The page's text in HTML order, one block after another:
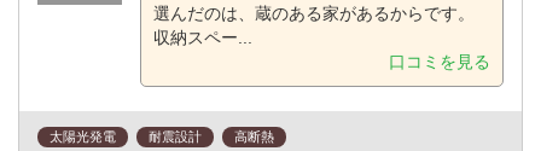
選んだのは、蔵のある家があるからです。
収納スペー...
口コミを見る
太陽光発電 耐震設計 高断熱